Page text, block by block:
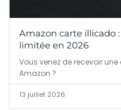
Amazon carte illicado
limitée en 2026
Vous venez de recevoir
Amazon ?
13 juillet 2026